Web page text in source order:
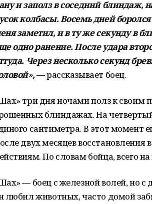
и заполз в соседний блиндаж,
колбасы. Восемь дней
заметил, и в ту же секунду в
одно ранение. После удара
Через несколько секунд
— рассказывает боец.
три дня ночами полз к своим
блиндажах. На
сантиметра. В этот момент
двух месяцев восстановления
По словам бойца, всего
— боец с железной волей, но
любил животных, часто домой